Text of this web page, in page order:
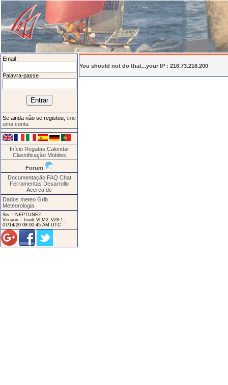
Email :
Palavra-passe :
Se ainda não se registou, crie
uma conta
Início Regatas Calendar
Classificação Mobiles
Forum
Documentação FAQ Chat
Ferramentas Desarrollo
Acerca de
Dados meteo Grib
Meteorologia
Srv = NEPTUNE2.
Version = trunk VLM2_V28.1_
07/14/20 08:00:45 AM UTC
You should not do that...your IP : 216.73.216.200